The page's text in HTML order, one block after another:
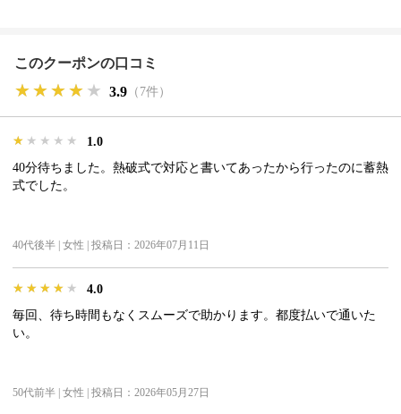
このクーポンの口コミ
★★★★★
★★★★★
★★★★★ 3.9 （7件）
★★★★★
★★★★★
★★★★★
1.0
40分待ちました。熱破式で対応と書いてあったから行ったのに蓄熱
式でした。
40代後半 | 女性 | 投稿日：2026年07月11日
★★★★★
★★★★★
★★★★★
4.0
毎回、待ち時間もなくスムーズで助かります。都度払いで通いた
い。
50代前半 | 女性 | 投稿日：2026年05月27日